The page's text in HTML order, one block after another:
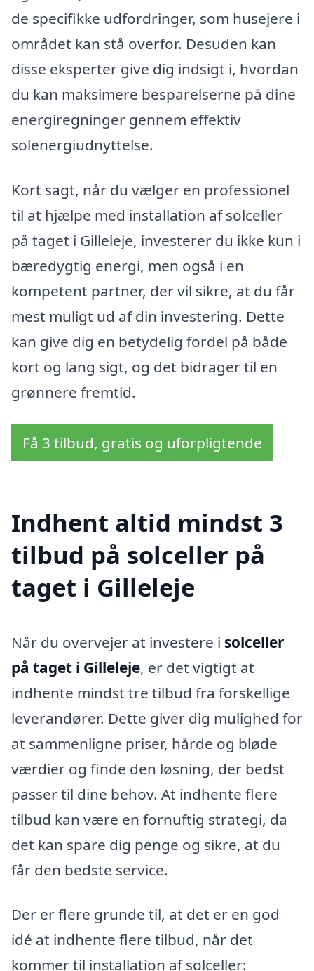
de specifikke udfordringer, som husejere i
området kan stå overfor. Desuden kan
disse eksperter give dig indsigt i, hvordan
du kan maksimere besparelserne på dine
energiregninger gennem effektiv
solenergiudnyttelse.
Kort sagt, når du vælger en professionel
til at hjælpe med installation af solceller
på taget i Gilleleje, investerer du ikke kun i
bæredygtig energi, men også i en
kompetent partner, der vil sikre, at du får
mest muligt ud af din investering. Dette
kan give dig en betydelig fordel på både
kort og lang sigt, og det bidrager til en
grønnere fremtid.
Få 3 tilbud, gratis og uforpligtende
Indhent altid mindst 3
tilbud på solceller på
taget i Gilleleje
Når du overvejer at investere i solceller
på taget i Gilleleje, er det vigtigt at
indhente mindst tre tilbud fra forskellige
leverandører. Dette giver dig mulighed for
at sammenligne priser, hårde og bløde
værdier og finde den løsning, der bedst
passer til dine behov. At indhente flere
tilbud kan være en fornuftig strategi, da
det kan spare dig penge og sikre, at du
får den bedste service.
Der er flere grunde til, at det er en god
idé at indhente flere tilbud, når det
kommer til installation af solceller: